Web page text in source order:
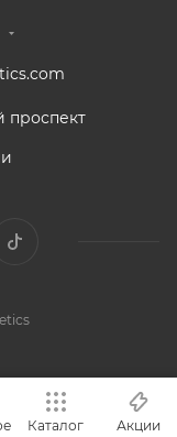
проспект
Каталог Акции